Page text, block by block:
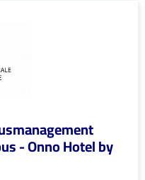
- Onno Hotel by